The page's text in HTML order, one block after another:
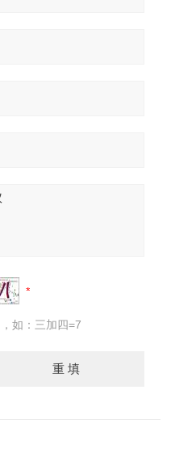
如：三加四=7